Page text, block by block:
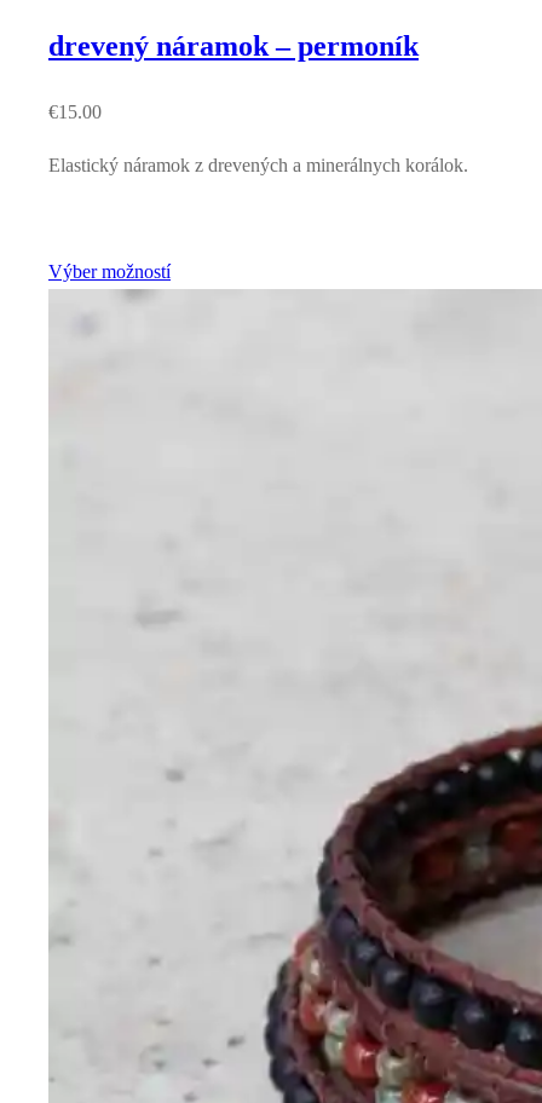
drevený náramok – permoník
€15.00
Elastický náramok z drevených a minerálnych korálok.
Výber možností